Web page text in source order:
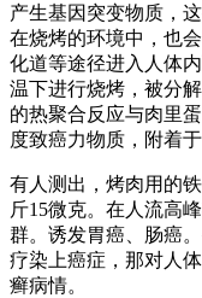
产生基因突变物质，
在烧烤的环境中，也
化道等途径进入人体
温下进行烧烤，被分
的热聚合反应与肉里
度致癌力物质，附着于
有人测出，烤肉用的
斤15微克。在人流高
群。诱发胃癌、肠癌
疗染上癌症，那对人
癣病情。